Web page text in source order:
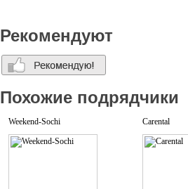
Рекомендуют
Похожие подрядчики
Weekend-Sochi Carental